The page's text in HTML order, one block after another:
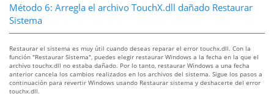
Método 6: Arregla el archivo TouchX.dll dañado Restaurar
Sistema
Restaurar el sistema es muy útil cuando deseas reparar el error touchx.dll. Con la
función "Restaurar Sistema", puedes elegir restaurar Windows a la fecha en la que el
archivo touchx.dll no estaba dañado. Por lo tanto, restaurar Windows a una fecha
anterior cancela los cambios realizados en los archivos del sistema. Sigue los pasos a
continuación para revertir Windows usando Restaurar sistema y deshacerte del error
touchx.dll.